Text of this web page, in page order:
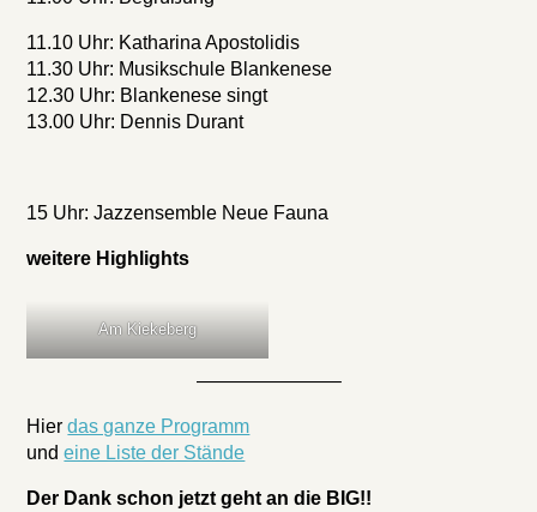
11.10 Uhr: Katharina Apostolidis
11.30 Uhr: Musikschule Blankenese
12.30 Uhr: Blankenese singt
13.00 Uhr: Dennis Durant
15 Uhr: Jazzensemble Neue Fauna
weitere Highlights
Am Kiekeberg
———————–
Hierdas ganze Programm
undeine Liste der Stände
Der Dank schon jetzt geht an die BIG!!